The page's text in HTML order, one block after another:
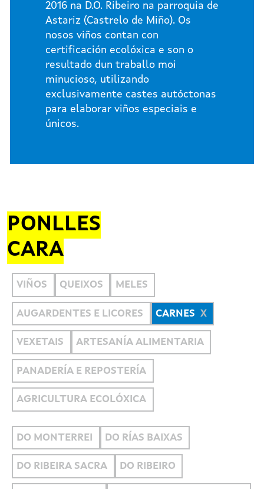
2016 na D.O. Ribeiro na parroquia de
Astariz (Castrelo de Miño). Os
nosos viños contan con
certificación ecolóxica e son o
resultado dun traballo moi
minucioso, utilizando
exclusivamente castes autóctonas
para elaborar viños especiais e
únicos.
PONLLES
CARA
VIÑOS QUEIXOS MELES
AUGARDENTES E LICORES CARNES
VEXETAIS ARTESANÍA ALIMENTARIA
PANADERÍA E REPOSTERÍA
AGRICULTURA ECOLÓXICA
DO MONTERREI DO RÍAS BAIXAS
DO RIBEIRA SACRA DO RIBEIRO